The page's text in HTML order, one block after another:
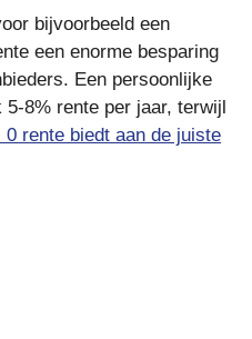
bijvoorbeeld een
een enorme besparing
Een persoonlijke
8% rente per jaar, terwijl
rente biedt aan de juiste